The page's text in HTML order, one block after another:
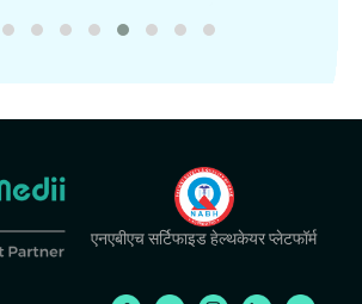
एनएबीएच सर्टिफाइड हेल्थकेयर प्लेटफॉर्म